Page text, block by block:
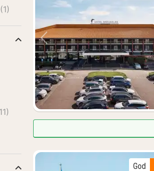
Forrige bilde
God
(1)